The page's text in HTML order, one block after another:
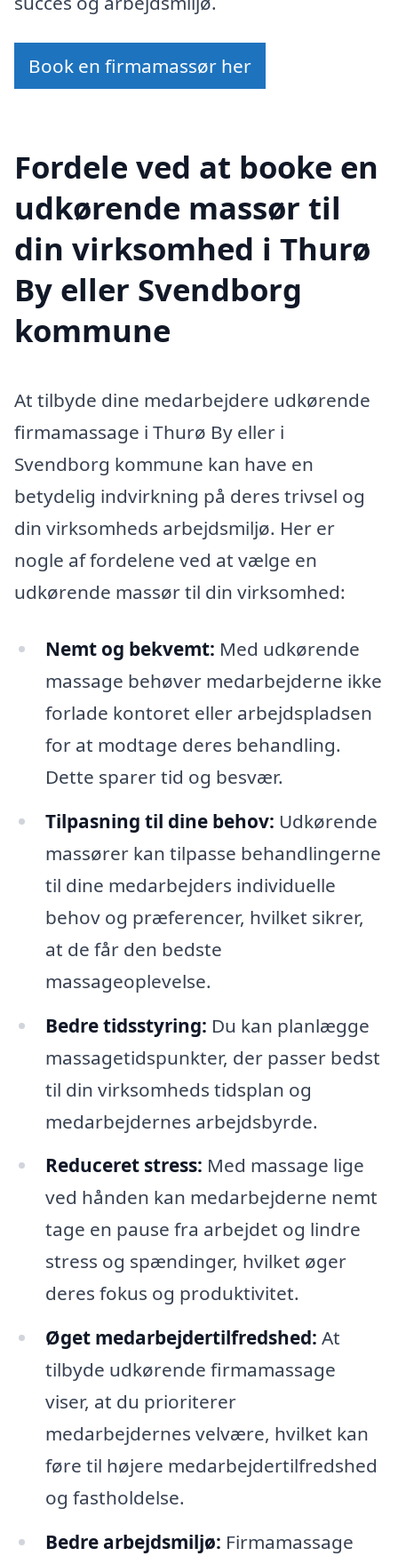
Book en firmamassør her
Fordele ved at booke en
udkørende massør til
din virksomhed i Thurø
By eller Svendborg
kommune
At tilbyde dine medarbejdere udkørende
firmamassage i Thurø By eller i
Svendborg kommune kan have en
betydelig indvirkning på deres trivsel og
din virksomheds arbejdsmiljø. Her er
nogle af fordelene ved at vælge en
udkørende massør til din virksomhed:
Nemt og bekvemt: Med udkørende
massage behøver medarbejderne ikke
forlade kontoret eller arbejdspladsen
for at modtage deres behandling.
Dette sparer tid og besvær.
Tilpasning til dine behov: Udkørende
massører kan tilpasse behandlingerne
til dine medarbejders individuelle
behov og præferencer, hvilket sikrer,
at de får den bedste
massageoplevelse.
Bedre tidsstyring: Du kan planlægge
massagetidspunkter, der passer bedst
til din virksomheds tidsplan og
medarbejdernes arbejdsbyrde.
Reduceret stress: Med massage lige
ved hånden kan medarbejderne nemt
tage en pause fra arbejdet og lindre
stress og spændinger, hvilket øger
deres fokus og produktivitet.
Øget medarbejdertilfredshed: At
tilbyde udkørende firmamassage
viser, at du prioriterer
medarbejdernes velvære, hvilket kan
føre til højere medarbejdertilfredshed
og fastholdelse.
Bedre arbejdsmiljø: Firmamassage